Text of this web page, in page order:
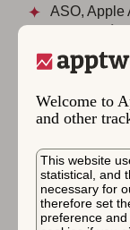
Welcome to
and other
This website
statistical, and
necessary for
therefore set
preference
ASO, Apple
점을 가진 고성
다. AppTweak
과 문의하기하세